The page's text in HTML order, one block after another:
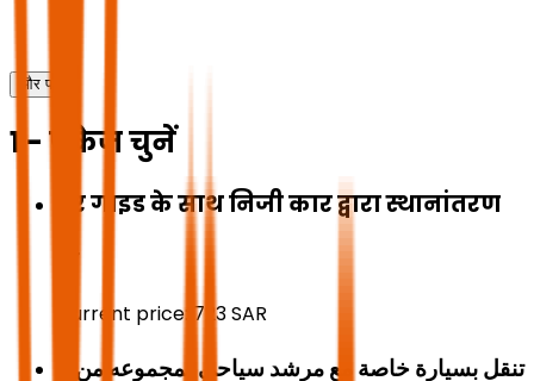
और पढ़ें
1 - पैकेज चुनें
टूर गाइड के साथ निजी कार द्वारा स्थानांतरण
Current price: 723SAR